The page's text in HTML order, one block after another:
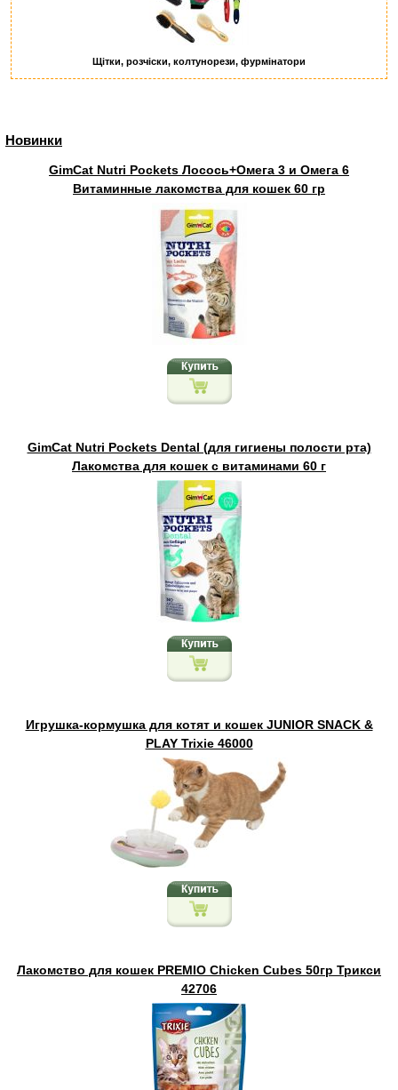
Щітки, розчіски, колтунорези, фурмінатори
Новинки
GimCat Nutri Pockets Лосось+Омега 3 и Омега 6
Витаминные лакомства для кошек 60 гр
GimCat Nutri Pockets Dental (для гигиены полости рта)
Лакомства для кошек с витаминами 60 г
Игрушка-кормушка для котят и кошек JUNIOR SNACK &
PLAY Trixie 46000
Лакомство для кошек PREMIO Chicken Cubes 50гр Трикси
42706